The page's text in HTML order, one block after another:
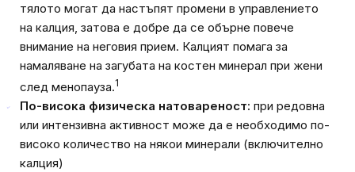
тялото могат да настъпят промени в управлението
на калция, затова е добре да се обърне повече
внимание на неговия прием. Калцият помага за
намаляване на загубата на костен минерал при жени
след менопауза.1
По-висока физическа натовареност: при редовна
или интензивна активност може да е необходимо по-
високо количество на някои минерали (включително
калция)